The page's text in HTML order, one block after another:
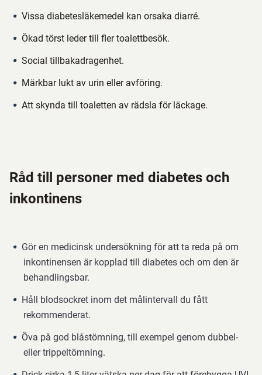
Vissa diabetesläkemedel kan orsaka diarré.
Ökad törst leder till fler toalettbesök.
Social tillbakadragenhet.
Märkbar lukt av urin eller avföring.
Att skynda till toaletten av rädsla för läckage.
Råd till personer med diabetes och
inkontinens
Gör en medicinsk undersökning för att ta reda på om
inkontinensen är kopplad till diabetes och om den är
behandlingsbar.
Håll blodsockret inom det målintervall du fått
rekommenderat.
Öva på god blåstömning, till exempel genom dubbel-
eller trippeltömning.